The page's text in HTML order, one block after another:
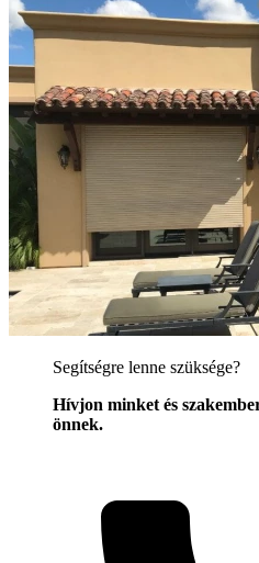
Segítségre lenne szüksége?
Hívjon minket és
önnek.